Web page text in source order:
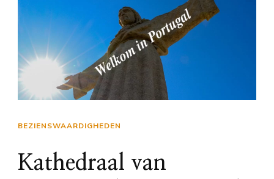
BEZIENSWAARDIGHEDEN
Kathedraal van